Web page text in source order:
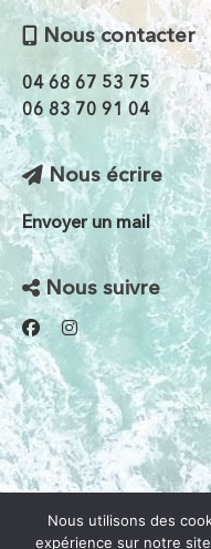
Nous contacter
04 68 67 53 75
06 83 70 91 04
Nous écrire
Envoyer un mail
Nous suivre
Nous utilisons des
expérience sur notre